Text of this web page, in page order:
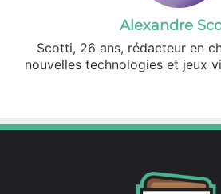
Alexandre
Scotti, 26 ans, rédacteur en
nouvelles technologies et jeux